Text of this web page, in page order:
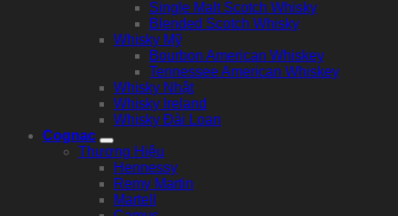
Single Malt Scotch Whisky
Blended Scotch Whisky
Whisky Mỹ
Bourbon American Whiskey
Tennessee American Whiskey
Whisky Nhật
Whisky Ireland
Whisky Đài Loan
Cognac
Thương Hiệu
Hennessy
Remy Martin
Martell